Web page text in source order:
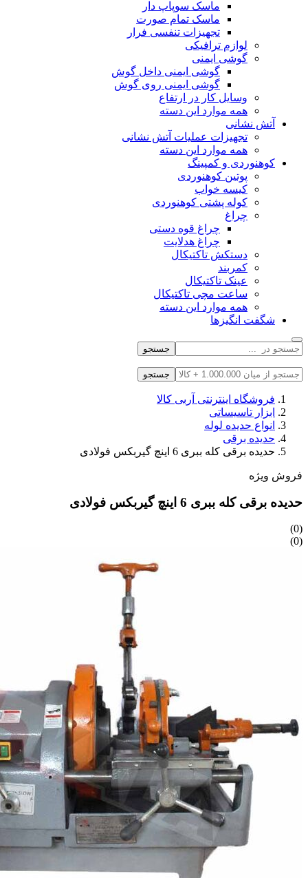
ماسک سوپاپ دار
ماسک تمام صورت
تجهیزات تنفسی فرار
لوازم ترافیکی
گوشی ایمنی
گوشی ایمنی داخل گوش
گوشی ایمنی روی گوش
وسایل کار در ارتفاع
همه موارد این دسته
آتش نشانی
تجهیزات عملیات آتش نشانی
همه موارد این دسته
کوهنوردی و کمپینگ
پوتین کوهنوردی
کیسه خواب
کوله پشتی کوهنوردی
چراغ
چراغ قوه دستی
چراغ هدلایت
دستکش تاکتیکال
کمربند
عینک تاکتیکال
ساعت مچی تاکتیکال
همه موارد این دسته
شگفت انگیزها
جستجو
جستجو
فروشگاه اینترنتی آربی کالا
ابزار تاسیساتی
انواع حدیده لوله
حدیده برقی
حدیده برقی کله ببری 6 اینچ گیربکس فولادی
فروش ویژه
حدیده برقی کله ببری 6 اینچ گیربکس فولادی
(0)
(0)